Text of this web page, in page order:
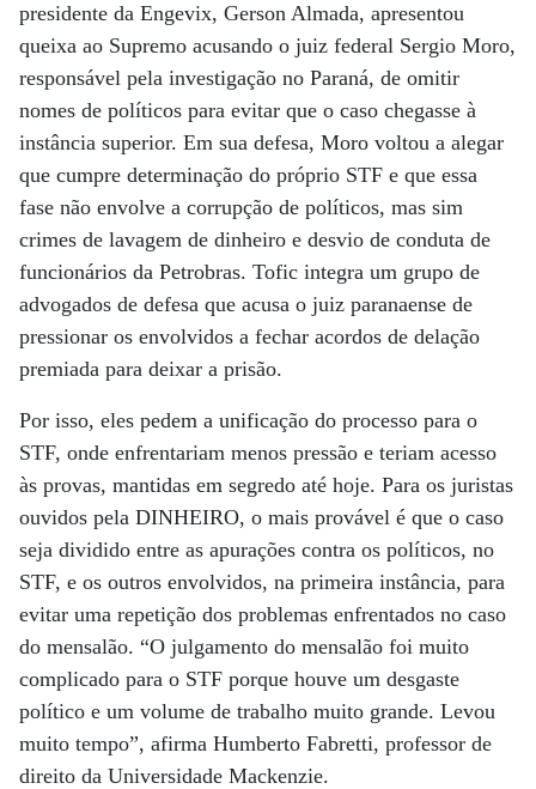
presidente da Engevix, Gerson Almada, apresentou
queixa ao Supremo acusando o juiz federal Sergio Moro,
responsável pela investigação no Paraná, de omitir
nomes de políticos para evitar que o caso chegasse à
instância superior. Em sua defesa, Moro voltou a alegar
que cumpre determinação do próprio STF e que essa
fase não envolve a corrupção de políticos, mas sim
crimes de lavagem de dinheiro e desvio de conduta de
funcionários da Petrobras. Tofic integra um grupo de
advogados de defesa que acusa o juiz paranaense de
pressionar os envolvidos a fechar acordos de delação
premiada para deixar a prisão.
Por isso, eles pedem a unificação do processo para o
STF, onde enfrentariam menos pressão e teriam acesso
às provas, mantidas em segredo até hoje. Para os juristas
ouvidos pela DINHEIRO, o mais provável é que o caso
seja dividido entre as apurações contra os políticos, no
STF, e os outros envolvidos, na primeira instância, para
evitar uma repetição dos problemas enfrentados no caso
do mensalão. “O julgamento do mensalão foi muito
complicado para o STF porque houve um desgaste
político e um volume de trabalho muito grande. Levou
muito tempo”, afirma Humberto Fabretti, professor de
direito da Universidade Mackenzie.